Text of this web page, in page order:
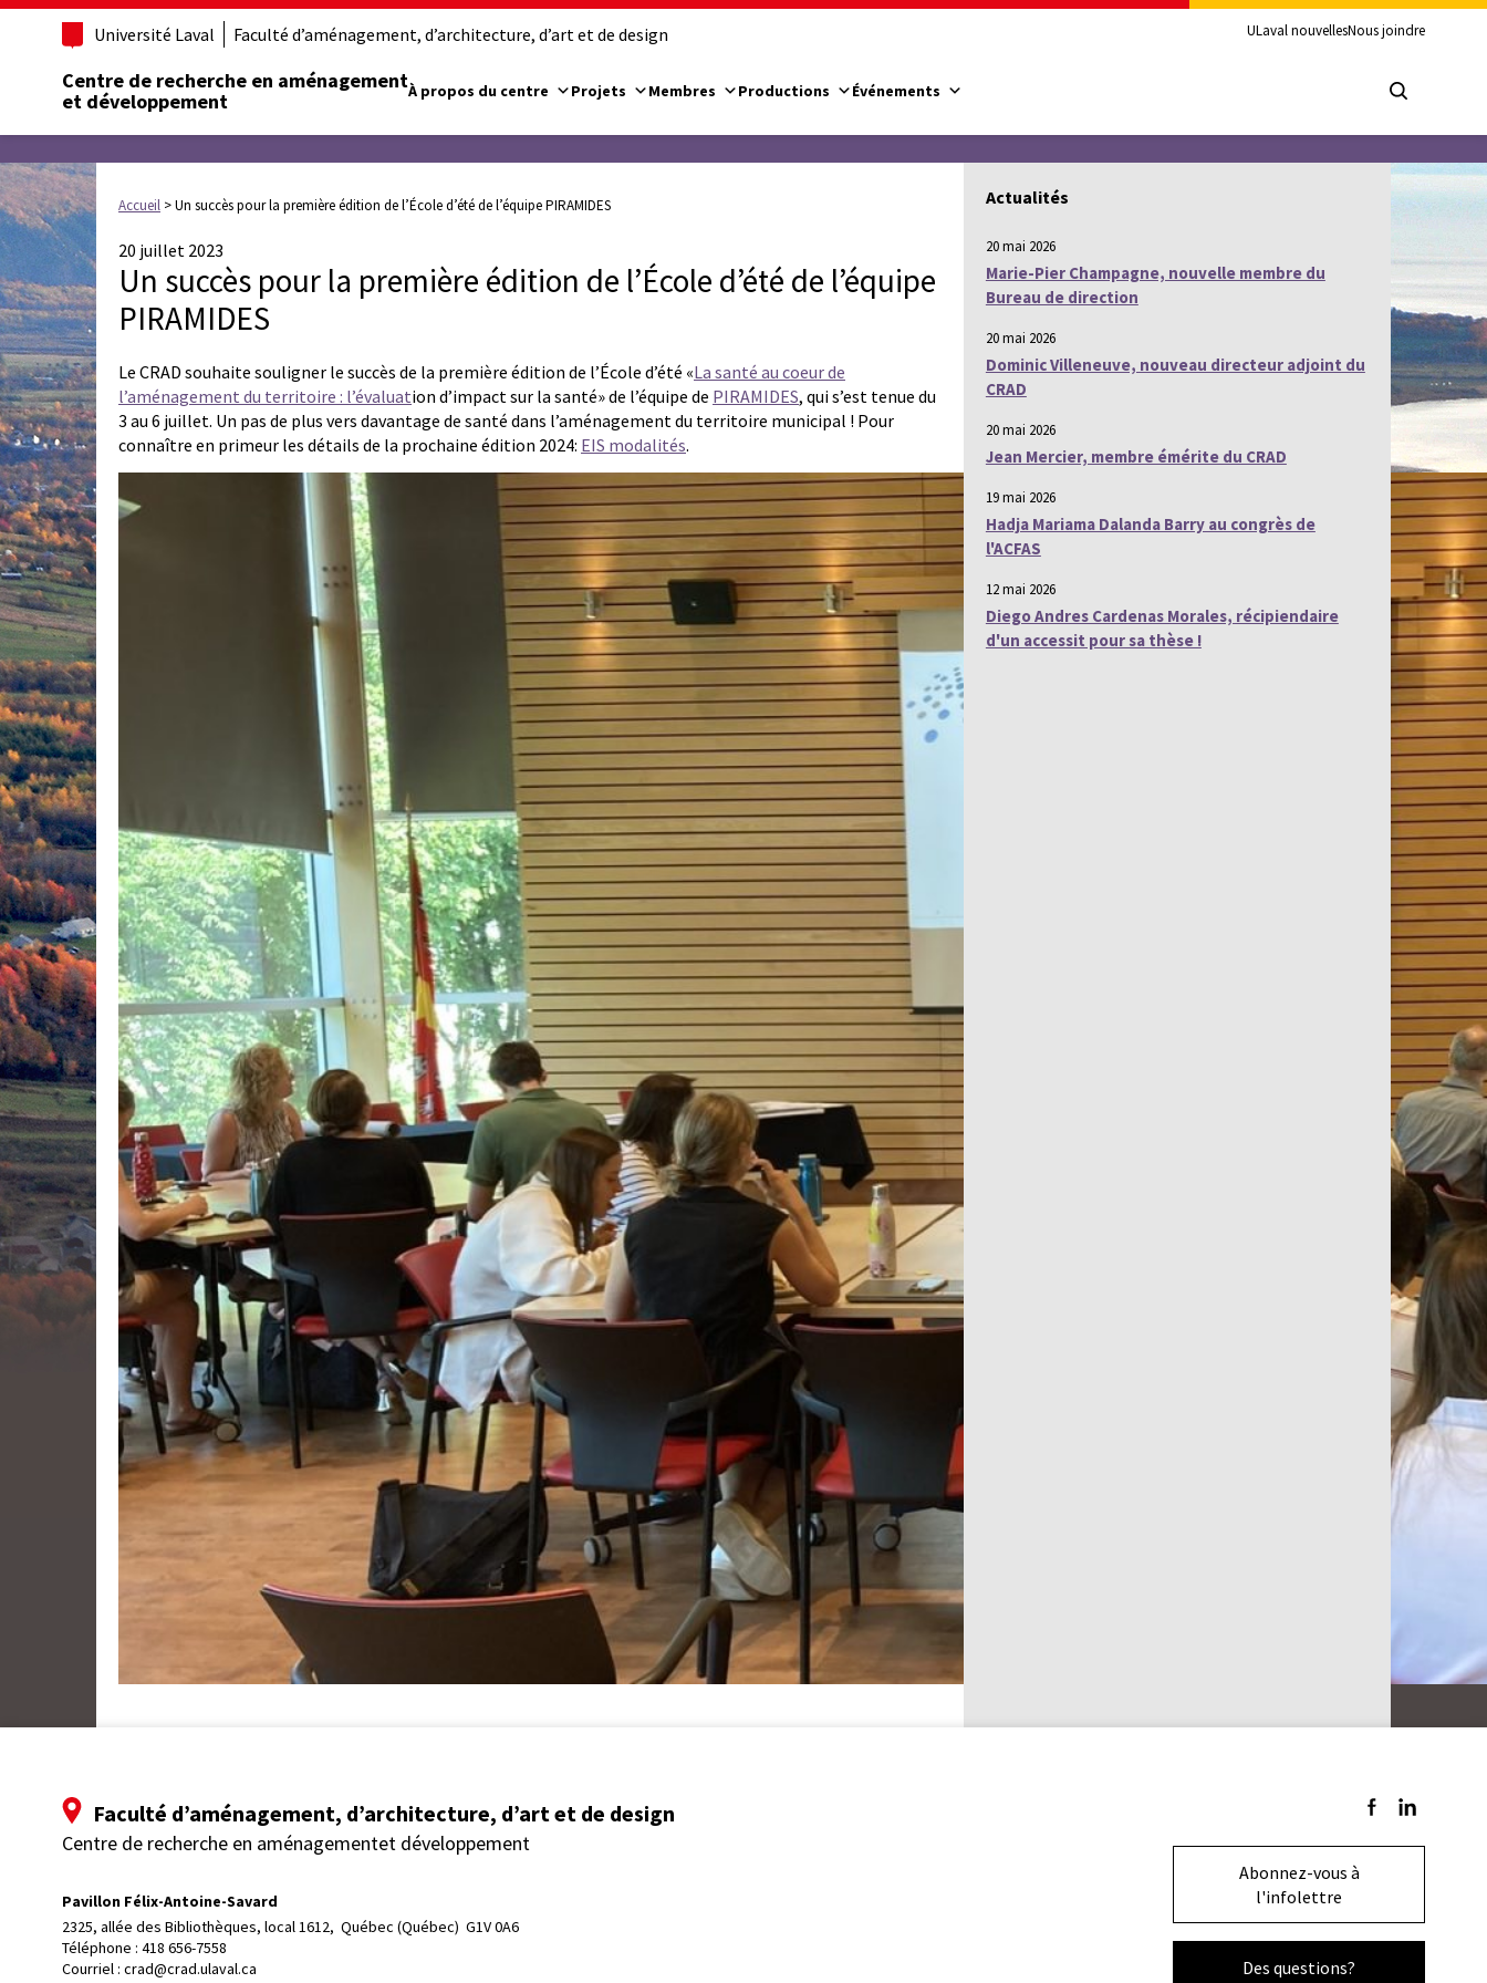
Université Laval Faculté d’aménagement, d’architecture, d’art et de design ULaval nouvellesNous joindre
Centre de recherche en aménagement
et développement
À propos du centre Projets Membres Productions Événements
Accueil >Un succès pour la première édition de l’École d’été de l’équipe PIRAMIDES
20 juillet 2023
Un succès pour la première édition de l’École d’été de l’équipe
PIRAMIDES
Le CRAD souhaite souligner le succès de la première édition de l’École d’été «La santé au coeur de
l’aménagement du territoire : l’évaluation d’impact sur la santé» de l’équipe de PIRAMIDES, qui s’est tenue du
3 au 6 juillet. Un pas de plus vers davantage de santé dans l’aménagement du territoire municipal ! Pour
connaître en primeur les détails de la prochaine édition 2024: EIS modalités.
Actualités
20 mai 2026
Marie-Pier Champagne, nouvelle membre du
Bureau de direction
20 mai 2026
Dominic Villeneuve, nouveau directeur adjoint du
CRAD
20 mai 2026
Jean Mercier, membre émérite du CRAD
19 mai 2026
Hadja Mariama Dalanda Barry au congrès de
l'ACFAS
12 mai 2026
Diego Andres Cardenas Morales, récipiendaire
d'un accessit pour sa thèse !
Faculté d’aménagement, d’architecture, d’art et de design
Centre de recherche en aménagementet développement
Pavillon Félix-Antoine-Savard
2325, allée des Bibliothèques, local 1612, Québec (Québec)  G1V 0A6
Téléphone : 418 656-7558
Courriel : crad@crad.ulaval.ca
Suivez-nous sur
Suivez-nous
Abonnez-vous à
l'infolettre
Des questions?